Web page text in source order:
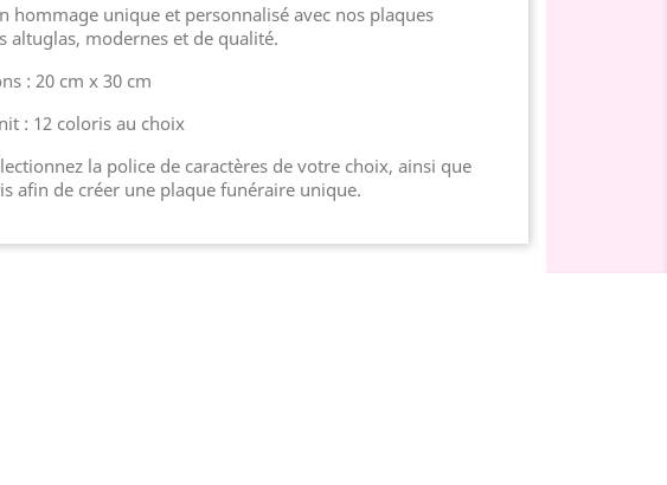
hommage unique et personnalisé avec nos plaques
altuglas, modernes et de qualité.
: 20 cm x 30 cm
: 12 coloris au choix
la police de caractères de votre choix, ainsi que
afin de créer une plaque funéraire unique.